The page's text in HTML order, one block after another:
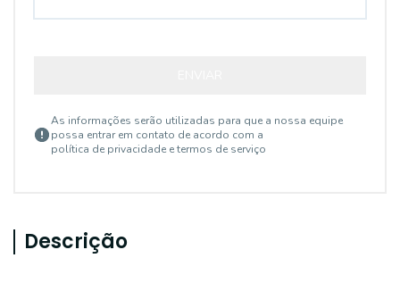
As informações serão utilizadas para que a nossa equipe
possa entrar em contato de acordo com a
política de privacidade e termos de serviço
Descrição